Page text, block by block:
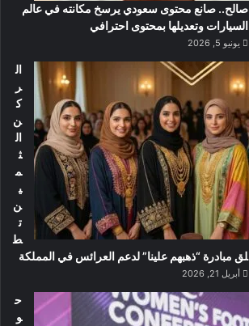
صالح.. صانع محتوى سعودي يرسخ مكانته في عالم
السيارات وتعديلها بمحتوى احترافي
يونيو 5, 2026
ال
ر
ك
ن
ال
ث
م
ي
ن
ت
ط
لق مبادرة “ذهبهم علينا” لدعم العرائس في المملكة
أبريل 21, 2026
ح
و